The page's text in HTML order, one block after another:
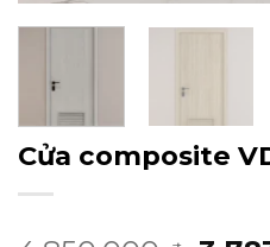
Cửa composite